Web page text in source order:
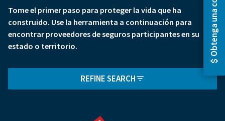
Tome el primer paso para proteger la vida que ha
construido. Use la herramienta a continuación para
encontrar proveedores de seguros participantes en su
estado o territorio.
REFINE SEARCH